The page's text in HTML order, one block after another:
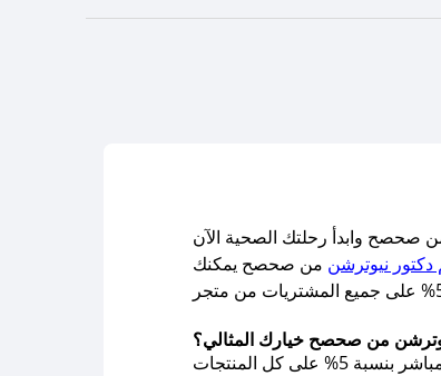
صحصح وابدأ رحلتك الصحية الآن
نيوترشن من صحصح يمكنك
من صحصح خيارك المثالي؟